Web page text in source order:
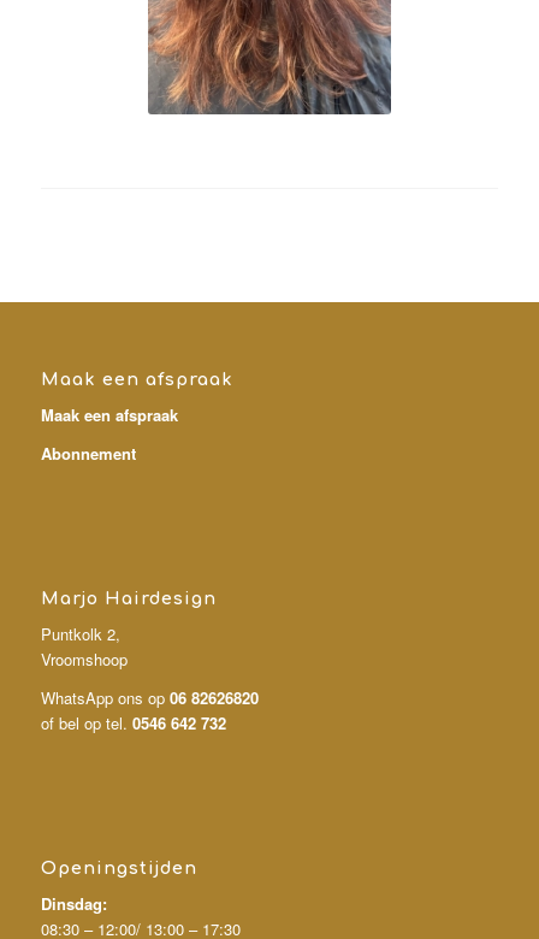
Maak een afspraak
Maak een afspraak
Abonnement
Marjo Hairdesign
Puntkolk 2,
Vroomshoop
WhatsApp ons op 06 82626820
of bel op tel. 0546 642 732
Openingstijden
Dinsdag:
08:30 – 12:00/ 13:00 – 17:30